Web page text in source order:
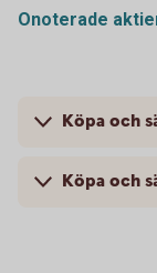
Onoterade
Köpa och
Köpa och